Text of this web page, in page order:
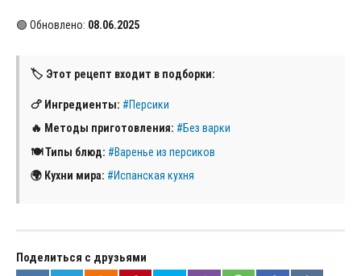
🟢 Обновлено: 08.06.2025
🏷 Этот рецепт входит в подборки:
🍗 Ингредиенты: #Персики
🔥 Методы приготовления: #Без варки
🍽 Типы блюд: #Варенье из персиков
🌍 Кухни мира: #Испанская кухня
Поделиться с друзьями